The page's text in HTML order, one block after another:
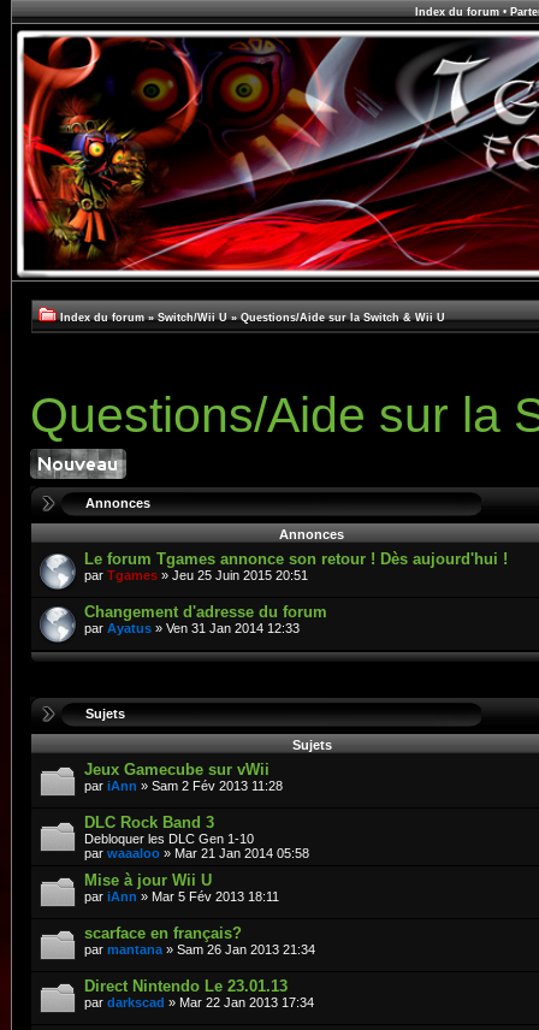
Index du forum•
Index du forum » Switch/Wii U » Questions/Aide sur la Switch & Wii U
Questions/Aide sur la
Annonces
Annonces
Le forum Tgames annonce son retour ! Dès aujourd'hui !
par Tgames » Jeu 25 Juin 2015 20:51
Changement d'adresse du forum
par Ayatus » Ven 31 Jan 2014 12:33
Sujets
Sujets
Jeux Gamecube sur vWii
par iAnn » Sam 2 Fév 2013 11:28
DLC Rock Band 3
Debloquer les DLC Gen 1-10
par waaaloo » Mar 21 Jan 2014 05:58
Mise à jour Wii U
par iAnn » Mar 5 Fév 2013 18:11
scarface en français?
par mantana » Sam 26 Jan 2013 21:34
Direct Nintendo Le 23.01.13
par darkscad » Mar 22 Jan 2013 17:34